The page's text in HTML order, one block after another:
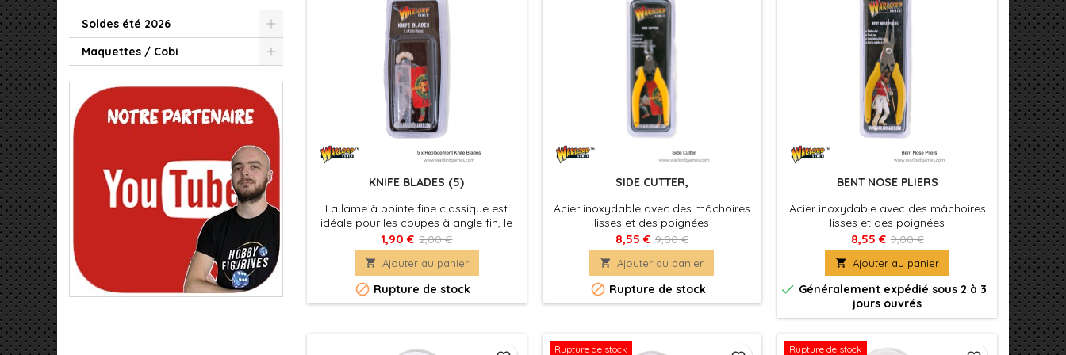
Soldes été 2026
Maquettes / Cobi
KNIFE BLADES (5)
La lame à pointe fine classique est
idéale pour les coupes à angle fin, le
découpage et la gravure à l'eau-forte,
le perçage, l'écaillage, le grattage, le
griffage et la taille. Ces lames
fonctionnent avec une variété de
matériaux: papier, carton, plastique,
balsa et feuilles. Idéal pour les artisans,
1,90 € 2,00 €
 Ajouter au panier
 Rupture de stock
SIDE CUTTER,
Acier inoxydable avec des mâchoires
lisses et des poignées
confortables. Parfait pour les coupes
droites sur les modèles en plastique et
en métal blanc. Convient à la plupart
des applications de modélisation et
de loisirs.
8,55 € 9,00 €
 Ajouter au panier
 Rupture de stock
BENT NOSE PLIERS
Acier inoxydable avec des mâchoires
lisses et des poignées
confortables. Idéal pour tirer, tourner
et tenir. Également pour atteindre des
zones difficiles convenant à la plupart
des applications de modélisation et
de loisir.
8,55 € 9,00 €
 Ajouter au panier
 Généralement expédié sous 2 à 3
jours ouvrés
Rupture de stock Rupture de stock